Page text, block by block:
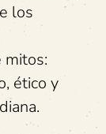
los
mitos:
ético y